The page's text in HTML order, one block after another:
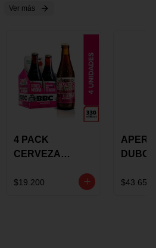
Ver más
4 PACK
CERVEZA
ROSE BBC
$19.200
VINO
$43.650